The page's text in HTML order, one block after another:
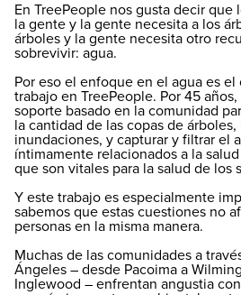
En TreePeople nos gusta decir que
la gente y la gente necesita a los
árboles y la gente necesita otro
sobrevivir: agua.
Por eso el enfoque en el agua es
trabajo en TreePeople. Por 45
soporte basado en la comunidad
la cantidad de las copas de
inundaciones, y capturar y filtrar el
íntimamente relacionados a la
que son vitales para la salud de los
Y este trabajo es especialmente
sabemos que estas cuestiones no
personas en la misma manera.
Muchas de las comunidades a
Ángeles – desde Pacoima a
Inglewood – enfrentan angustia